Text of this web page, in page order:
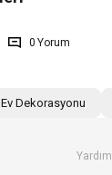
0
Ev Dekorasyonu
Yardım